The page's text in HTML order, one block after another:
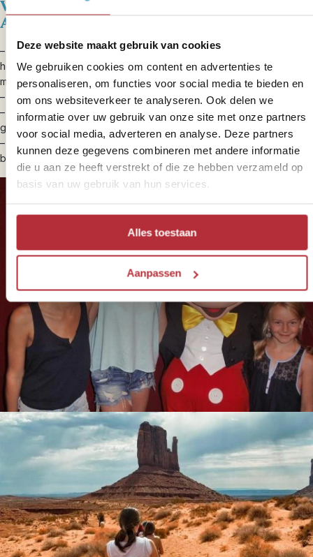
Deze website maakt gebruik van cookies
We gebruiken cookies om content en advertenties te
personaliseren, om functies voor social media te bieden en
om ons websiteverkeer te analyseren. Ook delen we
informatie over uw gebruik van onze site met onze partners
voor social media, adverteren en analyse. Deze partners
kunnen deze gegevens combineren met andere informatie
die u aan ze heeft verstrekt of die ze hebben verzameld op
basis van uw gebruik van hun services.
Alles toestaan
Aanpassen
Wat is inbegrepen in onze rondreizen
Amerika?
– Je overnachtingen met in sommige gevallen ontbijt. Soms is ook
het diner inbegrepen zoals bij je verblijf op de ranch. Overige
maaltijden als lunch en diner zijn voor eigen rekening;
– Vervoer per huurauto (ook mogelijk om deze zelf te boeken);
– Genoemde excursies en georganiseerde bezoeken, soms met
gids. Zie de beschrijvingen;
– Waar nodig assistentie van onze lokale agent, die 24 uur per dag
bereikbaar is.